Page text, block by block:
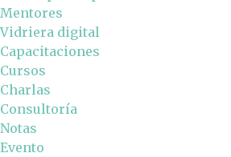
Mentores
Vidriera digital
Capacitaciones
Cursos
Charlas
Consultoría
Notas
Evento